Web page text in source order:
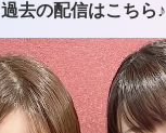
過去の配信はこちら♪